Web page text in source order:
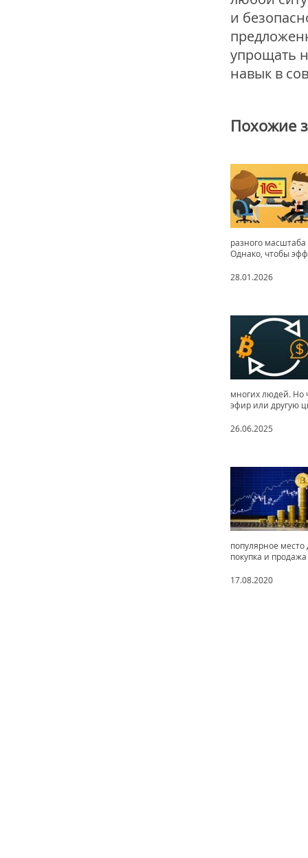
и
упрощать
навык в
Похожие
разного
Однако, чтобы
28.01.2026
многих людей. Но
эфир или другую
26.06.2025
популярное
покупка и
17.08.2020